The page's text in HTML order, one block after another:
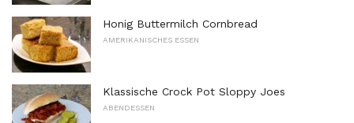
Honig Buttermilch Cornbread
AMERIKANISCHES ESSEN
Klassische Crock Pot Sloppy Joes
ABENDESSEN